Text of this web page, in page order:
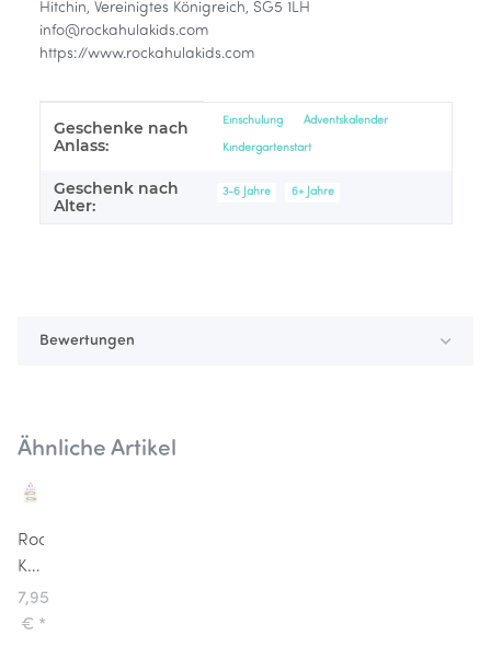
Hitchin, Vereinigtes Königreich, SG5 1LH
info@rockahulakids.com
https://www.rockahulakids.com
Produkteigenschaft
Wert
Geschenke nach
Anlass:
Einschulung Adventskalender
Kindergartenstart
Geschenk nach
Alter:
3-6 Jahre 6+ Jahre
Bewertungen
Ähnliche Artikel
Rockahula
Kids
Haarspangen
Magical
7,95
€ *